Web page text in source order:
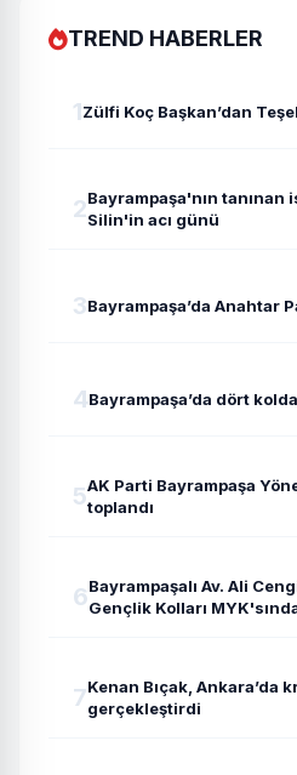
TREND HABERLER
1Zülfi Koç Başkan’dan
2Bayrampaşa'nın tanınan
Silin'in acı günü
3Bayrampaşa’da Anahtar
4Bayrampaşa’da dört
5AK Parti Bayrampaşa
toplandı
6Bayrampaşalı Av. Ali
Gençlik Kolları
7Kenan Bıçak, Ankara’da
gerçekleştirdi